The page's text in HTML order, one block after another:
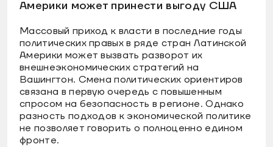
Америки может принести выгоду США
Массовый приход к власти в последние годы
политических правых в ряде стран Латинской
Америки может вызвать разворот их
внешнеэкономических стратегий на
Вашингтон. Смена политических ориентиров
связана в первую очередь с повышенным
спросом на безопасность в регионе. Однако
разность подходов к экономической политике
не позволяет говорить о полноценно едином
фронте.